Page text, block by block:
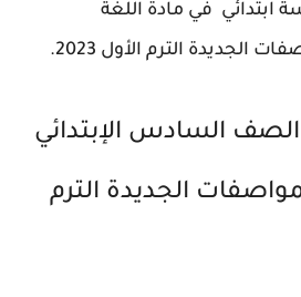
ابتدائي في مادة اللغة
الجديدة الترم الأول 2023.
السادس الإبتدائي
الجديدة الترم